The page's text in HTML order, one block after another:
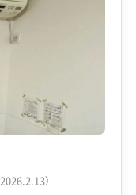
2026.2.13）